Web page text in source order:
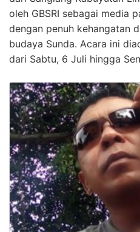
oleh GBSRI sebagai media
dengan penuh kehangatan
budaya Sunda. Acara ini
dari Sabtu, 6 Juli hingga